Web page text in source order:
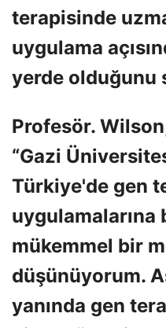
terapisinde
uygulama
yerde olduğunu
Profesör.
“Gazi
Türkiye'de gen
uygulamalarına
mükemmel bir
düşünüyorum.
yanında gen